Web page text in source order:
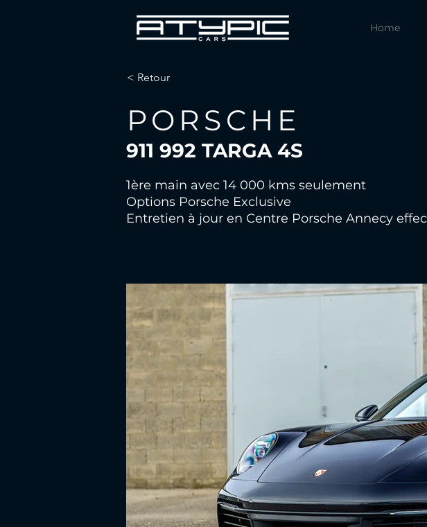
Home
< Retour
PORSCHE
911 992 TARGA 4S
1ère main avec 14 000 kms seulement
Options Porsche Exclusive
Entretien à jour en Centre Porsche Annecy